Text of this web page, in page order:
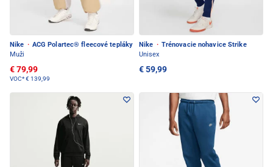
Nike · ACG Polartec® fleecové tepláky
Muži
€ 79,99
VOC*€ 139,99
Nike · Trénovacie nohavice Strike
Unisex
€ 59,99